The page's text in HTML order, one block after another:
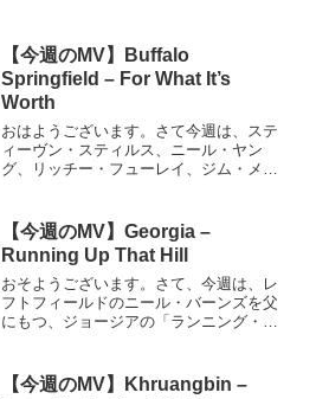
【今週のMV】Buffalo
Springfield – For What It’s
Worth
おはようございます。さて今週は、ステ
ィーヴン・スティルス、ニール・ヤン
グ、リッチー・フューレイ、ジム・メッ
バンド、バッファロー・スプリングフィ
ールドの「フォー・ホワッツ...
【今週のMV】Georgia –
Running Up That Hill
おそようございます。さて、今週は、レ
フトフィールドのニール・バーンズを父
にもつ、ジョージアの「ランニング・ア
んですが、なんといいますか、とにかく
【今週のMV】Khruangbin –